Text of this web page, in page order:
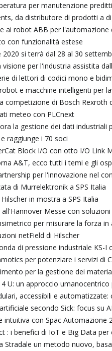
per manutenzione
da distributore di prodotti a
ai robot ABB per l'automazione
con funzionalità estese
2020 si terrà dal 28 al 30
per l'industria assistita
di lettori di codici mono e
e macchine intelligenti per
competizione di Bosch
meteo con PLCnext
la gestione dei dati industriali
raggiunge i 70 soci
Block I/O con otto I/O Link
A&T, ecco tutti i temi e gli
per l'innovazione nel
di Murrelektronik a SPS Italia
in mostra a SPS Italia
Messe con
per misurare la forza in
netField di Hilscher
di pressione industriale KS-I
per potenziare i servizi di
per la gestione dei
U: un approccio
accessibili e
secondo Sick: focus su
con Spac Automazione
: i benefici di IoT e Big Data per
Stradale un metodo nuovo,